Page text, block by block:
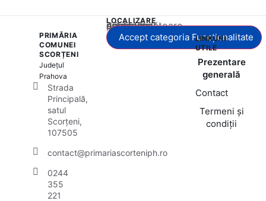
PRIMĂRIA
COMUNEI
SCORȚENI
Județul
Prahova
Strada
Principală,
satul
Scorțeni,
107505
contact@primariascorteniph.ro
0244
355
221
LOCALIZARE
Acest conținut este blocat până când acceptați categoria corespunzătoare de cookie-uri.
Accept categoria Funcționalitate
LINKURI
UTILE
Prezentare
generală
Contact
Termeni și
condiții